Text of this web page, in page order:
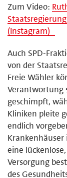
Zum Video:
(Instagram)
Auch SPD-
von der
Freie Wähler
Verantwortung
geschimpft,
Kliniken pleite
endlich
eine
Versorgung
des